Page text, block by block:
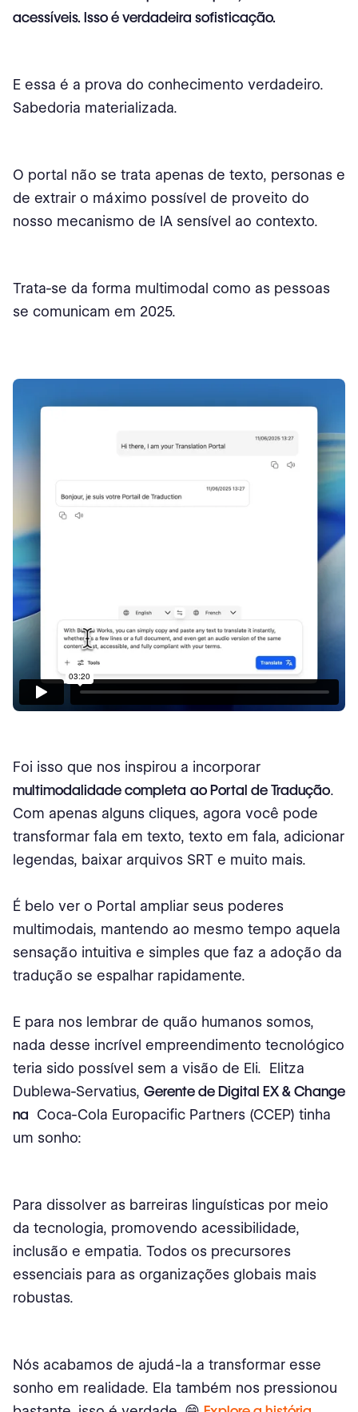
acessíveis. Isso é verdadeira sofisticação.
E essa é a prova do conhecimento verdadeiro.
Sabedoria materializada.
O portal não se trata apenas de texto, personas e
de extrair o máximo possível de proveito do
nosso mecanismo de IA sensível ao contexto.
Trata-se da forma multimodal como as pessoas
se comunicam em 2025.
Foi isso que nos inspirou a incorporar
multimodalidade completa ao Portal de Tradução.
Com apenas alguns cliques, agora você pode
transformar fala em texto, texto em fala, adicionar
legendas, baixar arquivos SRT e muito mais.
É belo ver o Portal ampliar seus poderes
multimodais, mantendo ao mesmo tempo aquela
sensação intuitiva e simples que faz a adoção da
tradução se espalhar rapidamente.
E para nos lembrar de quão humanos somos,
nada desse incrível empreendimento tecnológico
teria sido possível sem a visão de Eli. Elitza
Dublewa-Servatius, Gerente de Digital EX & Change
na Coca-Cola Europacific Partners (CCEP) tinha
um sonho:
Para dissolver as barreiras linguísticas por meio
da tecnologia, promovendo acessibilidade,
inclusão e empatia. Todos os precursores
essenciais para as organizações globais mais
robustas.
Nós acabamos de ajudá-la a transformar esse
sonho em realidade. Ela também nos pressionou